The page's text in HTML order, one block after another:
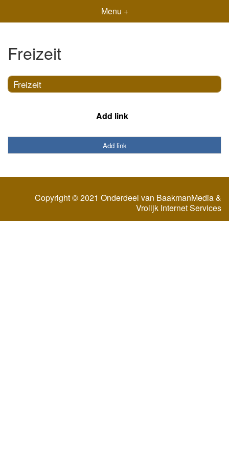
Menu +
Freizeit
Freizeit
Add link
Add link
Copyright © 2021 Onderdeel van BaakmanMedia&
Vrolijk Internet Services